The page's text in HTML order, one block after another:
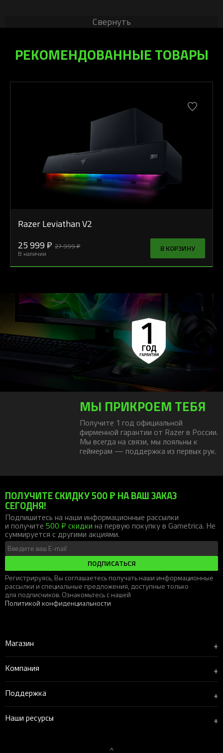
Свернуть
РЕКОМЕНДОВАННЫЕ ТОВАРЫ
Razer Leviathan V2
25 999 ₽ 27 999 ₽
В наличии
В КОРЗИНУ
МЫ ПРИКРОЕМ ТЕБЯ
Получите 1 год официальной
фирменной гарантии от Razer в России.
Мы всегда на связи, мы лояльны к
геймерам — поддержка из первых рук.
ПОЛУЧИТЕ СКИДКУ 500 ₽ НА ВАШ ЗАКАЗ
СЕГОДНЯ!
Подпишитесь на наши информационные рассылки
и получите 500 ₽ скидки на первую покупку в Gametrica. Не
суммируется с другими акциями.
ПОДПИСАТЬСЯ
Регистрируясь, Вы соглашаетесь получать наши информационные
рассылки и специальные предложения, доступные только
для подписчиков. Ознакомьтесь с нашей
Политикой конфиденциальности
Магазин +
Компания +
Поддержка +
Наши ресурсы +